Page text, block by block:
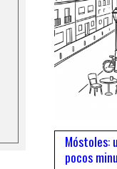
Móstoles:
pocos